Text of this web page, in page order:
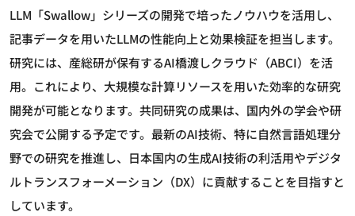
LLM「Swallow」シリーズの開発で培ったノウハウを活用し、
記事データを用いたLLMの性能向上と効果検証を担当します。
研究には、産総研が保有するAI橋渡しクラウド（ABCI）を活
用。これにより、大規模な計算リソースを用いた効率的な研究
開発が可能となります。共同研究の成果は、国内外の学会や研
究会で公開する予定です。最新のAI技術、特に自然言語処理分
野での研究を推進し、日本国内の生成AI技術の利活用やデジタ
ルトランスフォーメーション（DX）に貢献することを目指すと
しています。